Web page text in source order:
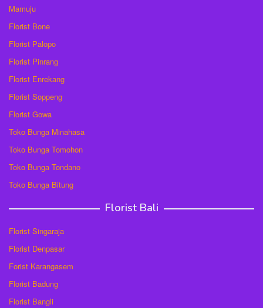
Mamuju
Florist Bone
Florist Palopo
Florist Pinrang
Florist Enrekang
Florist Soppeng
Florist Gowa
Toko Bunga Minahasa
Toko Bunga Tomohon
Toko Bunga Tondano
Toko Bunga Bitung
Florist Bali
Florist Singaraja
Florist Denpasar
Forist Karangasem
Florist Badung
Florist Bangli